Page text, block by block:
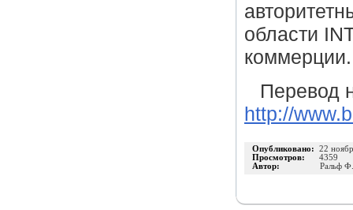
области
коммерции.
Перевод
http://
Опубликовано: 22
Просмотров: 4359
Автор:
Ральф